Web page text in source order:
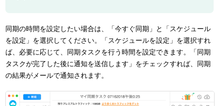
同期の時間を設定したい場合は、「今すぐ同期」と「スケジュール
を設定」を選択してください。「スケジュールを設定」を選択すれ
ば、必要に応じて、同期タスクを行う時間を設定できます。「同期
タスクが完了した後に通知を送信します」をチェックすれば、同期
の結果がメールで通知されます。